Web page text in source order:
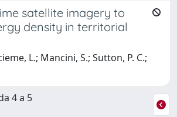
satellite imagery to
density in territorial
L.; Mancini, S.; Sutton, P. C.;
4 a 5